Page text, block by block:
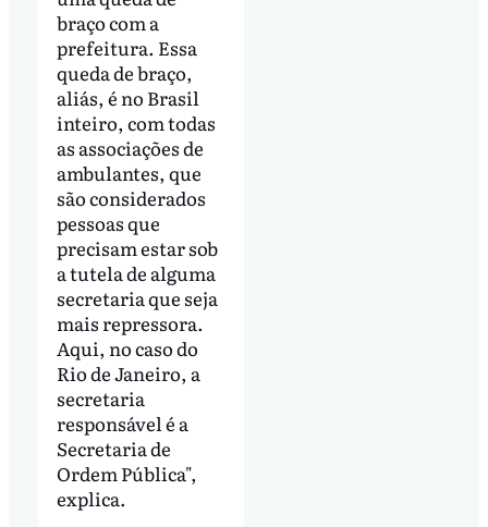
braço com a
prefeitura. Essa
queda de braço,
aliás, é no Brasil
inteiro, com todas
as associações de
ambulantes, que
são considerados
pessoas que
precisam estar sob
a tutela de alguma
secretaria que seja
mais repressora.
Aqui, no caso do
Rio de Janeiro, a
secretaria
responsável é a
Secretaria de
Ordem Pública",
explica.